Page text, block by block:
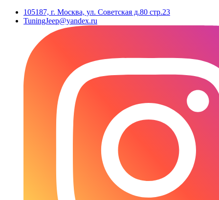
105187, г. Москва, ул. Советская д.80 стр.23
TuningJeep@yandex.ru